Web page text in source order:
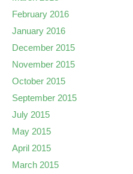
February 2016
January 2016
December 2015
November 2015
October 2015
September 2015
July 2015
May 2015
April 2015
March 2015